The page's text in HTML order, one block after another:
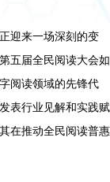
迎来一场深刻的变
五届全民阅读大会如
阅读领域的先锋代
表行业见解和实践赋
在推动全民阅读普惠